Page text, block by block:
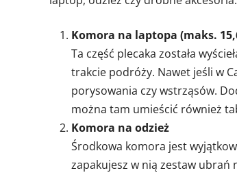
Komora na laptopa (maks.
Ta część plecaka została
trakcie podróży. Nawet jeśli w
porysowania czy wstrząsów.
można tam umieścić również
Komora na odzież
Środkowa komora jest
zapakujesz w nią zestaw ubrań